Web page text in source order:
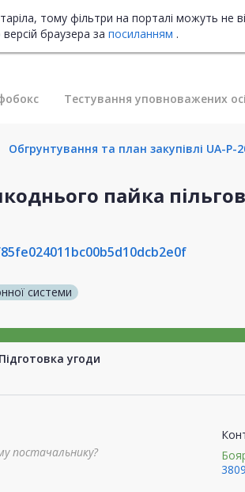
тому фільтри на порталі можуть
браузера за посиланням .
Тестування уповноважених
Обгрунтування та план закупівлі UA-P-
пайка
системи
Підготовка угоди
постачальнику?